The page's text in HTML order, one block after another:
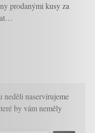
prodanými kusy za
neděli naservírujeme
by vám neměly